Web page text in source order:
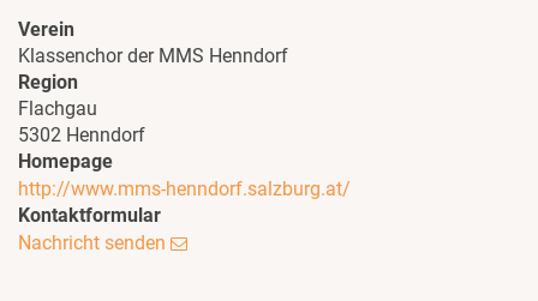
Verein
Klassenchor der MMS Henndorf
Region
Flachgau
5302 Henndorf
Homepage
http://www.mms-henndorf.salzburg.at/
Kontaktformular
Nachricht senden